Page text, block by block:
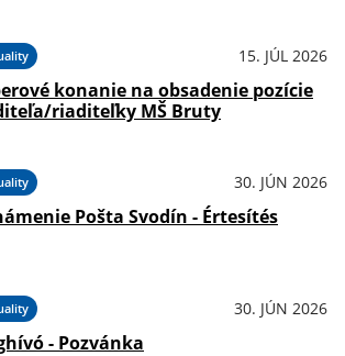
15. JÚL 2026
konanie na obsadenie pozície
riaditeľky MŠ Bruty
30. JÚN 2026
Pošta Svodín - Értesítés
30. JÚN 2026
- Pozvánka